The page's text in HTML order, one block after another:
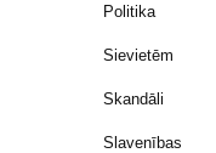
Politika
Sievietēm
Skandāli
Slavenības